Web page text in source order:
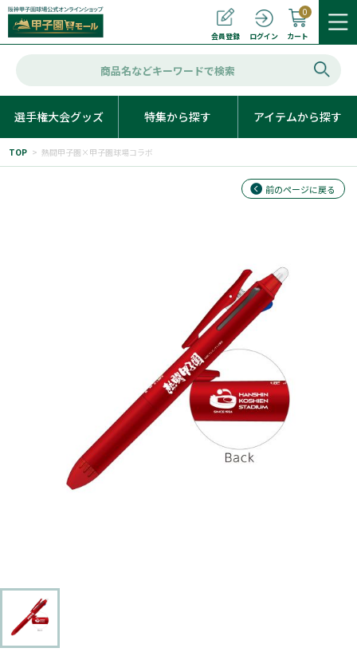
会員登録 ログイン カート
0
選手権大会グッズ 特集から探す アイテムから探す
TOP > 熱闘甲子園×甲子園球場コラボ
前のページに戻る